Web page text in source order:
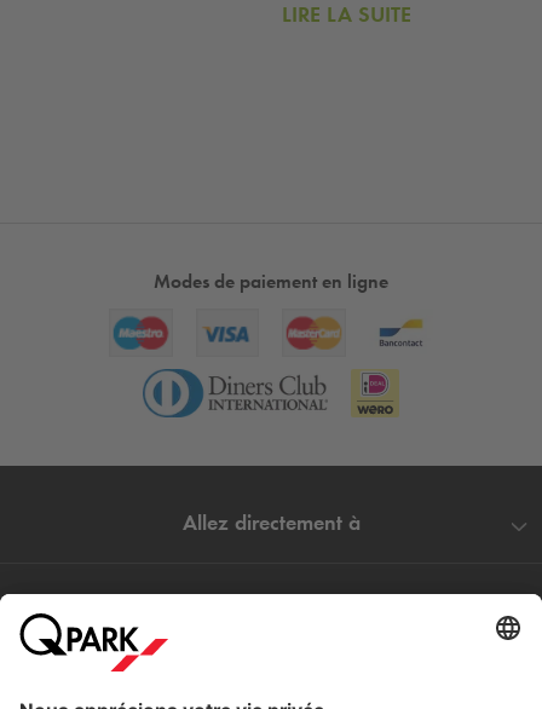
LIRE LA SUITE
Modes de paiement en ligne
Allez directement à
Villes populaires